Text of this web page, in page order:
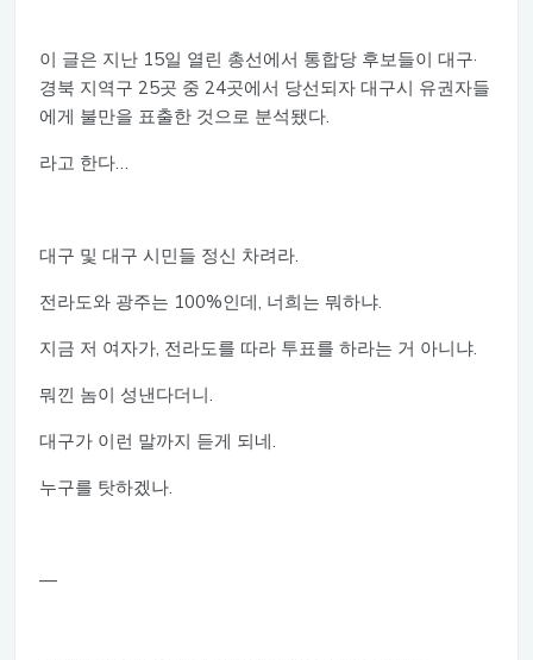
이 글은 지난 15일 열린 총선에서 통합당 후보들이 대구·
경북 지역구 25곳 중 24곳에서 당선되자 대구시 유권자들
에게 불만을 표출한 것으로 분석됐다.
라고 한다…
대구 및 대구 시민들 정신 차려라.
전라도와 광주는 100%인데, 너희는 뭐하냐.
지금 저 여자가, 전라도를 따라 투표를 하라는 거 아니냐.
뭐낀 놈이 성낸다더니.
대구가 이런 말까지 듣게 되네.
누구를 탓하겠나.
—